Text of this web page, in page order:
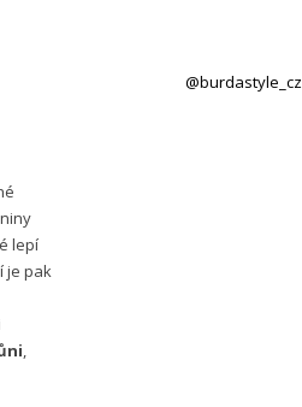
lepí
je pak
,
@burdastyle_cz